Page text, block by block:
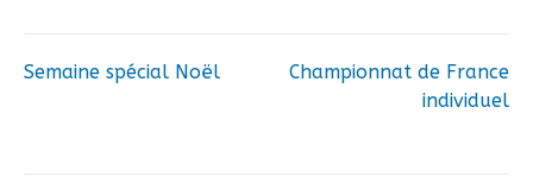
Navigation
Semaine spécial Noël
Championnat de France
individuel